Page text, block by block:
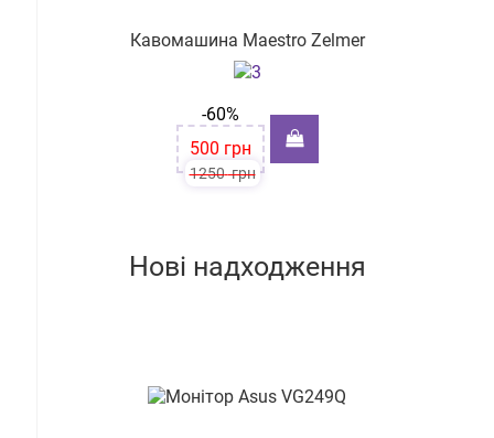
Кавомашина Мaestro Zelmer
1250грн
-60%
500 грн
Нові надходження